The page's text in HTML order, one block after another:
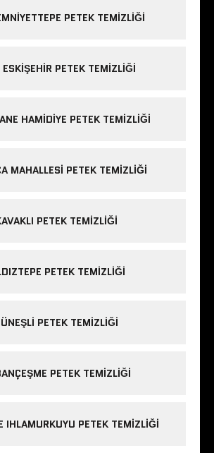
PETEK TEMIZLIĞI
PETEK TEMIZLIĞI
HAMIDIYE PETEK TEMIZLIĞI
MAHALLESI PETEK TEMIZLIĞI
PETEK TEMIZLIĞI
PETEK TEMIZLIĞI
PETEK TEMIZLIĞI
PETEK TEMIZLIĞI
IHLAMURKUYU PETEK TEMIZLIĞI